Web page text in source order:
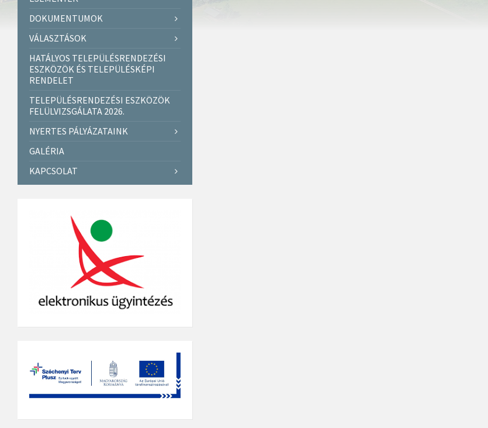
DOKUMENTUMOK
VÁLASZTÁSOK
HATÁLYOS TELEPÜLÉSRENDEZÉSI
ESZKÖZÖK ÉS TELEPÜLÉSKÉPI
RENDELET
TELEPÜLÉSRENDEZÉSI ESZKÖZÖK
FELÜLVIZSGÁLATA 2026.
NYERTES PÁLYÁZATAINK
GALÉRIA
KAPCSOLAT